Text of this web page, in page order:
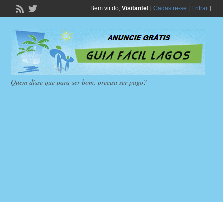
Bem vindo, Visitante! [Cadastre-se Entrar]
Quem disse que para ser bom, precisa ser pago?